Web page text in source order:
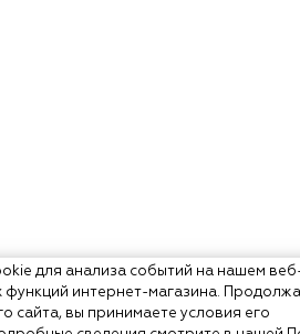
для анализа событий на нашем
функций интернет-магазина.
сайта, вы принимаете условия его